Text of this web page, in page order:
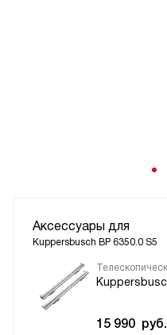
Аксессуары для
Kuppersbusch BP 6350.0 S5
15 990 руб.